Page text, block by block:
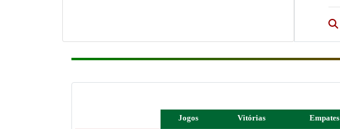
Jogos Vitórias Empates